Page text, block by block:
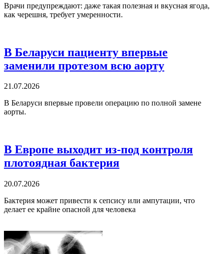
Врачи предупреждают: даже такая полезная и вкусная ягода,
как черешня, требует умеренности.
В Беларуси пациенту впервые
заменили протезом всю аорту
21.07.2026
В Беларуси впервые провели операцию по полной замене
аорты.
В Европе выходит из-под контроля
плотоядная бактерия
20.07.2026
Бактерия может привести к сепсису или ампутации, что
делает ее крайне опасной для человека